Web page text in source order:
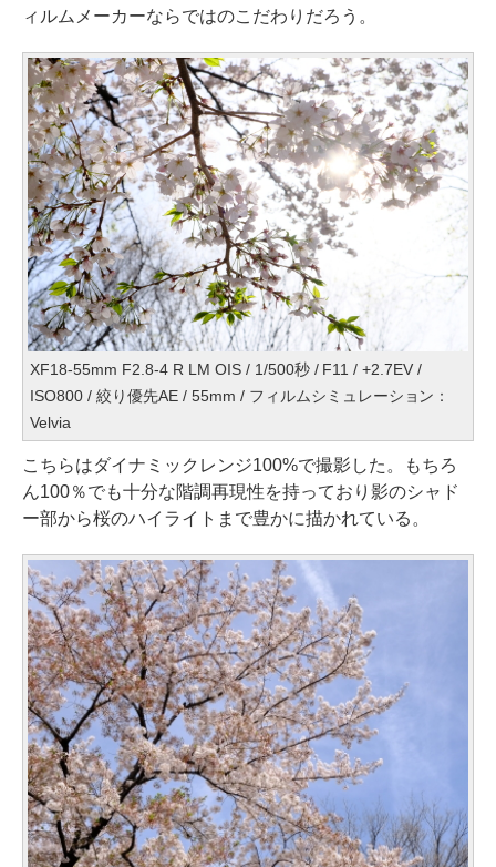
ィルムメーカーならではのこだわりだろう。
XF18-55mm F2.8-4 R LM OIS / 1/500秒 / F11 / +2.7EV /
ISO800 / 絞り優先AE / 55mm / フィルムシミュレーション：
Velvia
こちらはダイナミックレンジ100%で撮影した。もちろ
ん100％でも十分な階調再現性を持っており影のシャド
ー部から桜のハイライトまで豊かに描かれている。